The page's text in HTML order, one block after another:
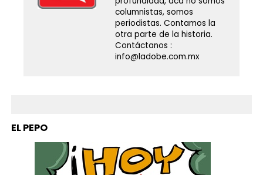
columnistas, somos
periodistas. Contamos la
otra parte de la historia.
Contáctanos :
info@ladobe.com.mx
EL PEPO